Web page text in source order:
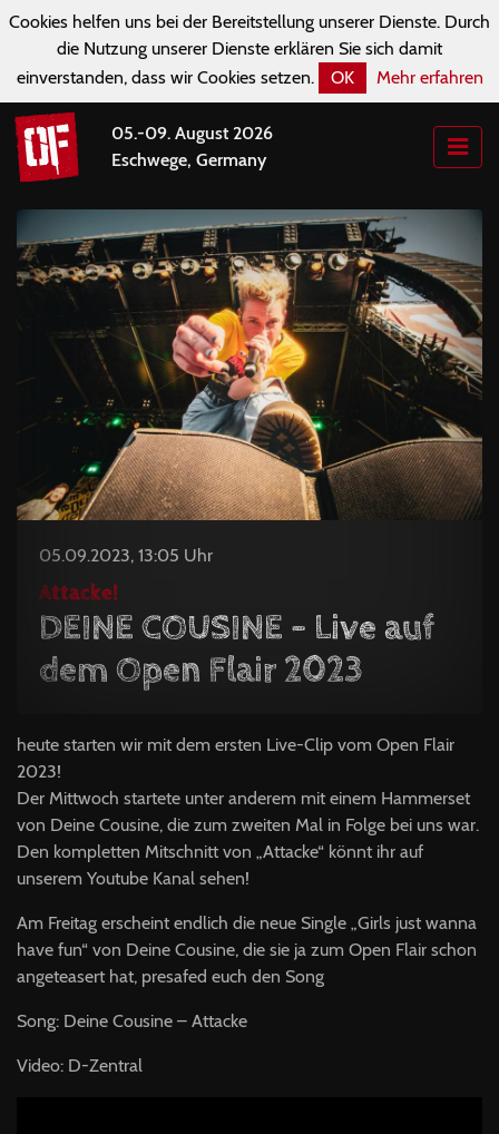
Cookies helfen uns bei der Bereitstellung unserer Dienste. Durch
die Nutzung unserer Dienste erklären Sie sich damit
einverstanden, dass wir Cookies setzen.
OK Mehr erfahren
05.-09. August 2026
Eschwege, Germany
05.09.2023, 13:05 Uhr
Attacke!
DEINE COUSINE - Live auf
dem Open Flair 2023
heute starten wir mit dem ersten Live-Clip vom Open Flair
2023!
Der Mittwoch startete unter anderem mit einem Hammerset
von Deine Cousine, die zum zweiten Mal in Folge bei uns war.
Den kompletten Mitschnitt von „Attacke“ könnt ihr auf
unserem Youtube Kanal sehen!
Am Freitag erscheint endlich die neue Single „Girls just wanna
have fun“ von Deine Cousine, die sie ja zum Open Flair schon
angeteasert hat, presafed euch den Song
Song: Deine Cousine – Attacke
Video: D-Zentral